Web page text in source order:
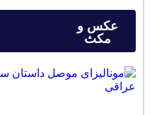
عکس و
مکث